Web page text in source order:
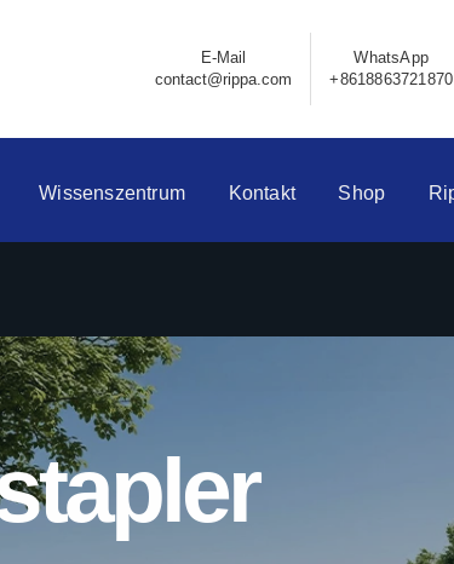
E-Mail
contact@rippa.com
WhatsApp
+8618863721870
Wissenszentrum Kontakt Shop